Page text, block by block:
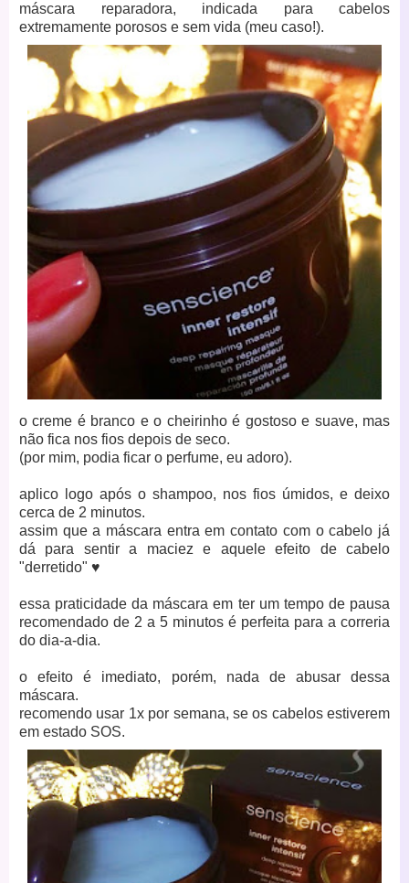
máscara reparadora, indicada para cabelos
extremamente porosos e sem vida (meu caso!).
o creme é branco e o cheirinho é gostoso e suave, mas
não fica nos fios depois de seco.
(por mim, podia ficar o perfume, eu adoro).
aplico logo após o shampoo, nos fios úmidos, e deixo
cerca de 2 minutos.
assim que a máscara entra em contato com o cabelo já
dá para sentir a maciez e aquele efeito de cabelo
"derretido" ♥
essa praticidade da máscara em ter um tempo de pausa
recomendado de 2 a 5 minutos é perfeita para a correria
do dia-a-dia.
o efeito é imediato, porém, nada de abusar dessa
máscara.
recomendo usar 1x por semana, se os cabelos estiverem
em estado SOS.